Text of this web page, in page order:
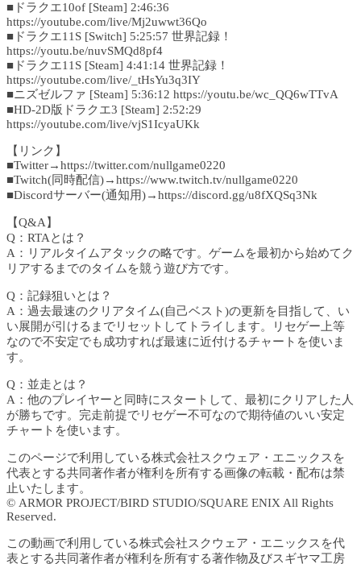
■ドラクエ10of [Steam] 2:46:36
https://youtube.com/live/Mj2uwwt36Qo
■ドラクエ11S [Switch] 5:25:57 世界記録！
https://youtu.be/nuvSMQd8pf4
■ドラクエ11S [Steam] 4:41:14 世界記録！
https://youtube.com/live/_tHsYu3q3IY
■ニズゼルファ [Steam] 5:36:12 https://youtu.be/wc_QQ6wTTvA
■HD-2D版ドラクエ3 [Steam] 2:52:29
https://youtube.com/live/vjS1IcyaUKk
【リンク】
■Twitter→https://twitter.com/nullgame0220
■Twitch(同時配信)→https://www.twitch.tv/nullgame0220
■Discordサーバー(通知用)→https://discord.gg/u8fXQSq3Nk
【Q&A】
Q：RTAとは？
A：リアルタイムアタックの略です。ゲームを最初から始めてク
リアするまでのタイムを競う遊び方です。
Q：記録狙いとは？
A：過去最速のクリアタイム(自己ベスト)の更新を目指して、い
い展開が引けるまでリセットしてトライします。リセゲー上等
なので不安定でも成功すれば最速に近付けるチャートを使いま
す。
Q：並走とは？
A：他のプレイヤーと同時にスタートして、最初にクリアした人
が勝ちです。完走前提でリセゲー不可なので期待値のいい安定
チャートを使います。
このページで利用している株式会社スクウェア・エニックスを
代表とする共同著作者が権利を所有する画像の転載・配布は禁
止いたします。
© ARMOR PROJECT/BIRD STUDIO/SQUARE ENIX All Rights
Reserved.
この動画で利用している株式会社スクウェア・エニックスを代
表とする共同著作者が権利を所有する著作物及びスギヤマ工房